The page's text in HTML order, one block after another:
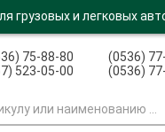
грузовых и легковых
75-88-80
523-05-00
(0536)
(0536)